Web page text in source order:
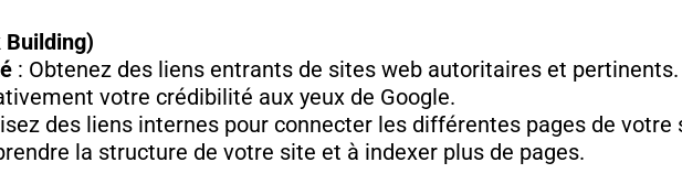
Building)
: Obtenez des liens entrants de sites web autoritaires et pertinents.
votre crédibilité aux yeux de Google.
des liens internes pour connecter les différentes pages de votre
la structure de votre site et à indexer plus de pages.